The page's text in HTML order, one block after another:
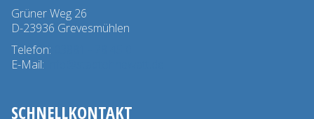
Grüner Weg 26
D-23936 Grevesmühlen
Telefon:
E-Mail:
SCHNELLKONTAKT